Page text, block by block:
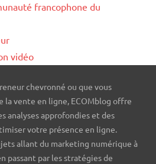
francophone du
vidéo
chevronné ou que vous
la vente en ligne, ECOMblog offre
analyses approfondies et des
votre présence en ligne.
allant du marketing numérique à
passant par les stratégies de